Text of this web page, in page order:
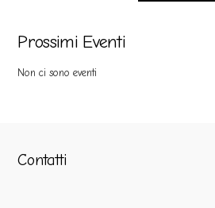
Prossimi Eventi
Non ci sono eventi
Contatti